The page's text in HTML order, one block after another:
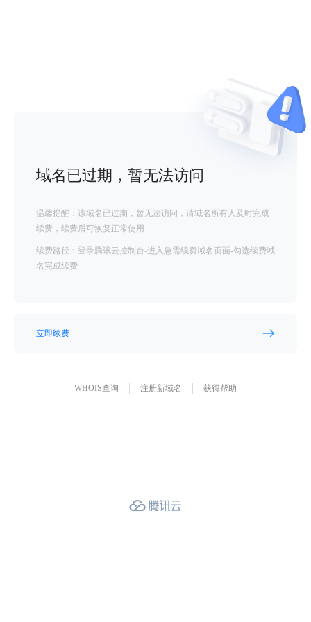
域名已过期，暂无法访问
温馨提醒：该域名已过期，暂无法访问，请域名所有人及时完成
续费，续费后可恢复正常使用
续费路径：登录腾讯云控制台-进入急需续费域名页面-勾选续费域
名完成续费
立即续费
WHOIS查询 注册新域名 获得帮助